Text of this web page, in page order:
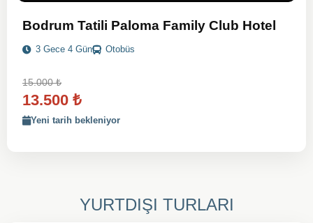
Bodrum Tatili Paloma Family Club Hotel
3 Gece 4 Gün Otobüs
15.000₺
13.500 ₺
Yeni tarih bekleniyor
YURTDIŞI TURLARI